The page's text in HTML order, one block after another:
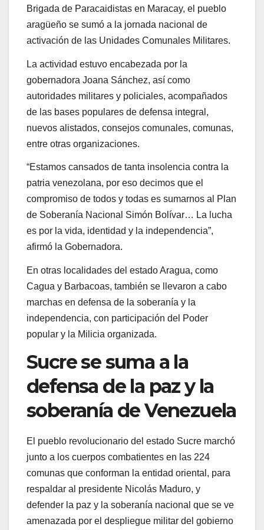
Brigada de Paracaidistas en Maracay, el pueblo
aragüeño se sumó a la jornada nacional de
activación de las Unidades Comunales Militares.
La actividad estuvo encabezada por la
gobernadora Joana Sánchez, así como
autoridades militares y policiales, acompañados
de las bases populares de defensa integral,
nuevos alistados, consejos comunales, comunas,
entre otras organizaciones.
“Estamos cansados de tanta insolencia contra la
patria venezolana, por eso decimos que el
compromiso de todos y todas es sumarnos al Plan
de Soberanía Nacional Simón Bolívar… La lucha
es por la vida, identidad y la independencia”,
afirmó la Gobernadora.
En otras localidades del estado Aragua, como
Cagua y Barbacoas, también se llevaron a cabo
marchas en defensa de la soberanía y la
independencia, con participación del Poder
popular y la Milicia organizada.
Sucre se suma a la
defensa de la paz y la
soberanía de Venezuela
El pueblo revolucionario del estado Sucre marchó
junto a los cuerpos combatientes en las 224
comunas que conforman la entidad oriental, para
respaldar al presidente Nicolás Maduro, y
defender la paz y la soberanía nacional que se ve
amenazada por el despliegue militar del gobierno